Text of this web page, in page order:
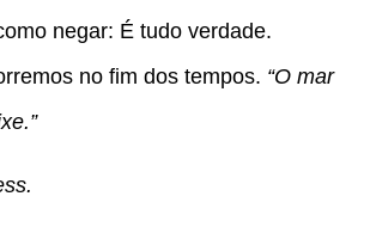
negar: É tudo verdade.
no fim dos tempos. “O mar